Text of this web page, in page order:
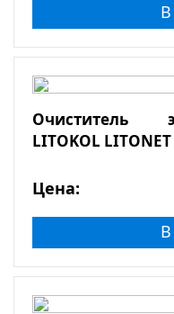
Очиститель
LITOKOL LITONET
Цена: